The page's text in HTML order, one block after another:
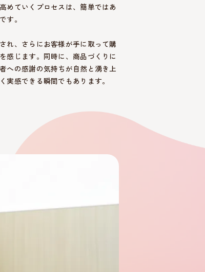
めていくプロセスは、簡単ではあ
す。
れ、さらにお客様が手に取って購
感じます。同時に、商品づくりに
への感謝の気持ちが自然と湧き上
実感できる瞬間でもあります。